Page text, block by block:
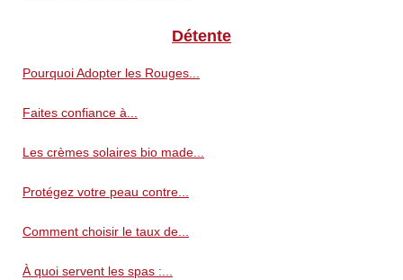
Détente
Pourquoi Adopter les Rouges...
Faites confiance à...
Les crèmes solaires bio made...
Protégez votre peau contre...
Comment choisir le taux de...
À quoi servent les spas :...